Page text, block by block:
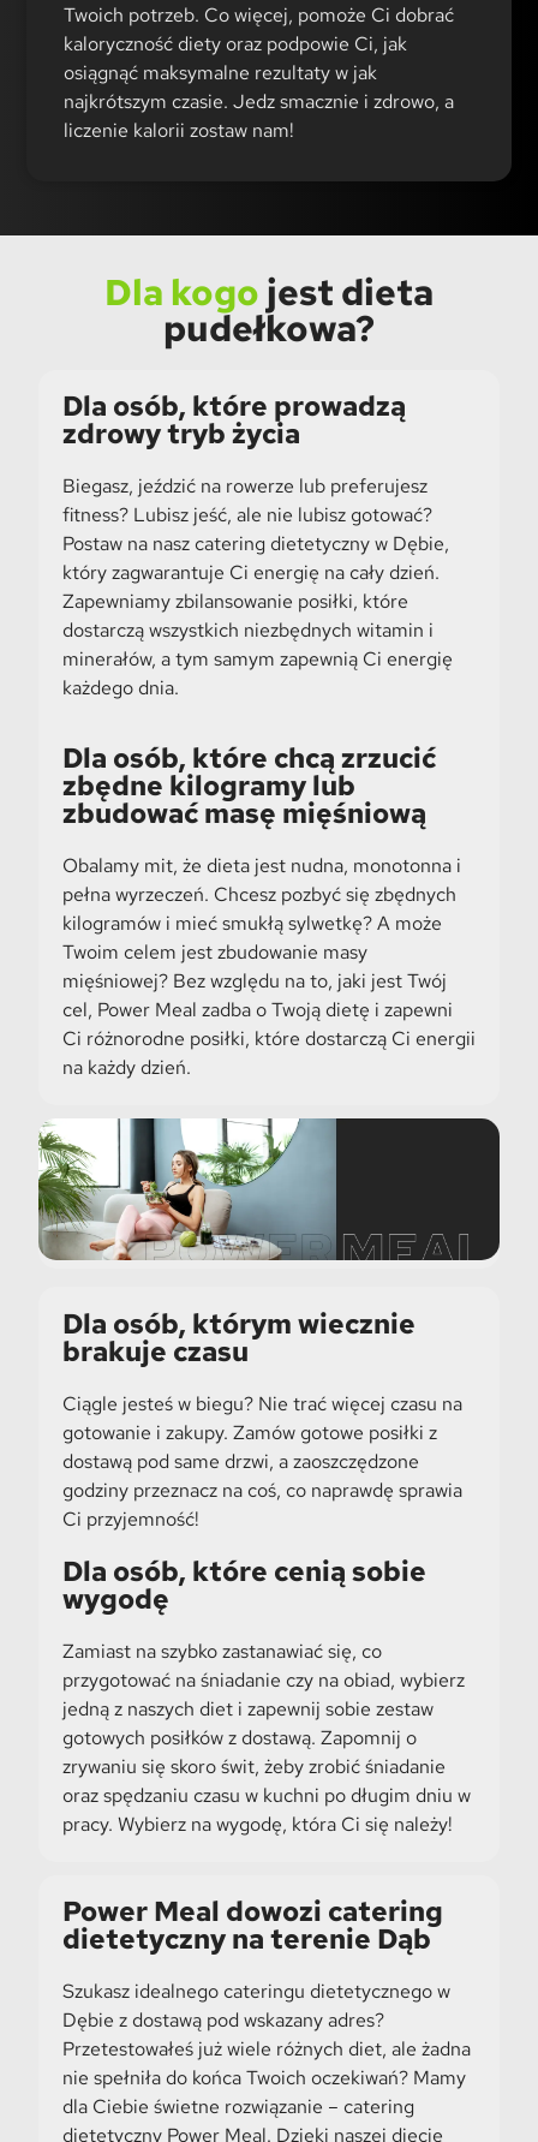
Twoich potrzeb. Co więcej, pomoże Ci dobrać
kaloryczność diety oraz podpowie Ci, jak
osiągnąć maksymalne rezultaty w jak
najkrótszym czasie. Jedz smacznie i zdrowo, a
liczenie kalorii zostaw nam!
Dla kogo jest dieta
pudełkowa?
Dla osób, które prowadzą
zdrowy tryb życia
Biegasz, jeździć na rowerze lub preferujesz
fitness? Lubisz jeść, ale nie lubisz gotować?
Postaw na nasz catering dietetyczny w Dębie,
który zagwarantuje Ci energię na cały dzień.
Zapewniamy zbilansowanie posiłki, które
dostarczą wszystkich niezbędnych witamin i
minerałów, a tym samym zapewnią Ci energię
każdego dnia.
Dla osób, które chcą zrzucić
zbędne kilogramy lub
zbudować masę mięśniową
Obalamy mit, że dieta jest nudna, monotonna i
pełna wyrzeczeń. Chcesz pozbyć się zbędnych
kilogramów i mieć smukłą sylwetkę? A może
Twoim celem jest zbudowanie masy
mięśniowej? Bez względu na to, jaki jest Twój
cel, Power Meal zadba o Twoją dietę i zapewni
Ci różnorodne posiłki, które dostarczą Ci energii
na każdy dzień.
Dla osób, którym wiecznie
brakuje czasu
Ciągle jesteś w biegu? Nie trać więcej czasu na
gotowanie i zakupy. Zamów gotowe posiłki z
dostawą pod same drzwi, a zaoszczędzone
godziny przeznacz na coś, co naprawdę sprawia
Ci przyjemność!
Dla osób, które cenią sobie
wygodę
Zamiast na szybko zastanawiać się, co
przygotować na śniadanie czy na obiad, wybierz
jedną z naszych diet i zapewnij sobie zestaw
gotowych posiłków z dostawą. Zapomnij o
zrywaniu się skoro świt, żeby zrobić śniadanie
oraz spędzaniu czasu w kuchni po długim dniu w
pracy. Wybierz na wygodę, która Ci się należy!
Power Meal dowozi catering
dietetyczny na terenie Dąb
Szukasz idealnego cateringu dietetycznego w
Dębie z dostawą pod wskazany adres?
Przetestowałeś już wiele różnych diet, ale żadna
nie spełniła do końca Twoich oczekiwań? Mamy
dla Ciebie świetne rozwiązanie – catering
dietetyczny Power Meal. Dzięki naszej diecie